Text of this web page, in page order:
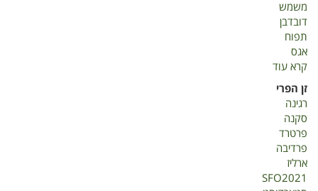
משמש
דובדבן
תפוח
אגס
קרא עוד
זן הפרי
רגינה
סקנה
פרטרד
פרדיבה
ארליז
SFO2021